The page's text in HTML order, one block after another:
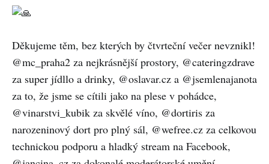
Děkujeme těm, bez kterých by čtvrteční večer nevznikl!
@mc_praha2 za nejkrásnější prostory, @cateringzdrave
za super jídllo a drinky, @oslavar.cz a @jsemlenajanota
za to, že jsme se cítili jako na plese v pohádce,
@vinarstvi_kubik za skvělé víno, @dortiris za
narozeninový dort pro plný sál, @wefree.cz za celkovou
technickou podporu a hladký stream na Facebook,